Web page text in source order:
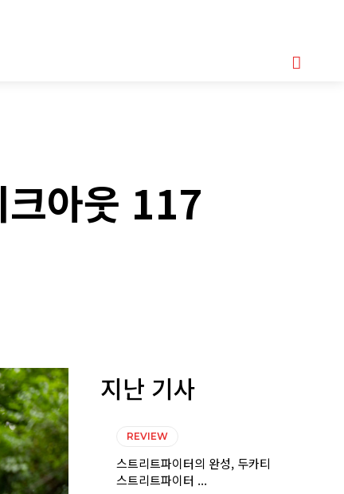
크아웃 117
지난 기사
REVIEW
스트리트파이터의 완성, 두카티
스트리트파이터 ...